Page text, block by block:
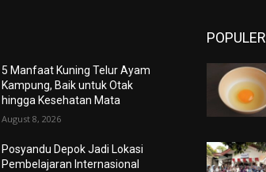
5 Manfaat Kuning Telur Ayam
Kampung, Baik untuk Otak
hingga Kesehatan Mata
August 8, 2026
Posyandu Depok Jadi Lokasi
Pembelajaran Internasional
POPULER